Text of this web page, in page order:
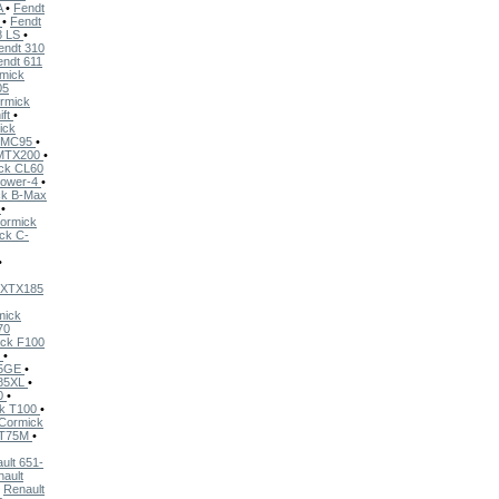
• Fendt
• Fendt
LS •
310
611
•
•
•
CL60
4 •
B-Max
•
C-
F100
•
•
•
•
T100 •
•
651-
Renault